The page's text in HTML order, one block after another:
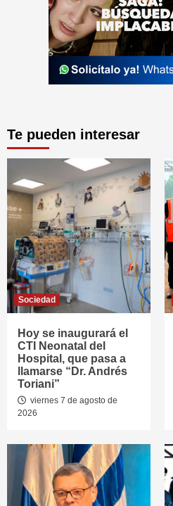
Te pueden interesar
Sociedad
Hoy se inaugurará el
CTI Neonatal del
Hospital, que pasa a
llamarse “Dr. Andrés
Toriani”
viernes 7 de agosto de
2026